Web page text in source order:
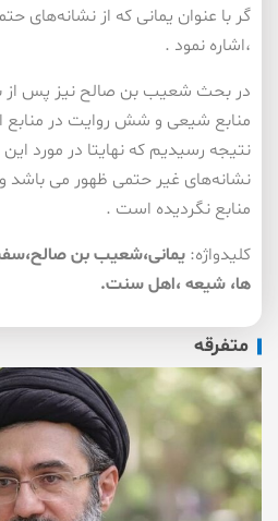
گر با عنوان یمانی كه از نشانه‌های
،اشاره نمود .
در بحث شعیب بن صالح نیز پس از
منابع شیعی و شش روایت در
نتیجه رسیدیم كه نهایتا در مورد
نشانه‌های غیر حتمی ظهور می باشد
منابع نگردیده است .
كلیدواژه: یمانی،شعیب بن
ها، شیعه ،اهل سنت.
متفرقه